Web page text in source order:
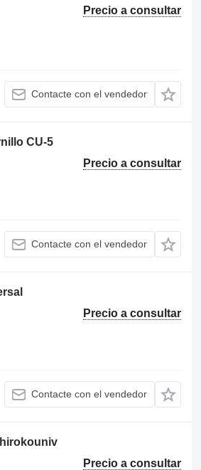
Precio a consultar
Contacte con el vendedor
CU-5
Precio a consultar
Contacte con el vendedor
Precio a consultar
Contacte con el vendedor
Precio a consultar